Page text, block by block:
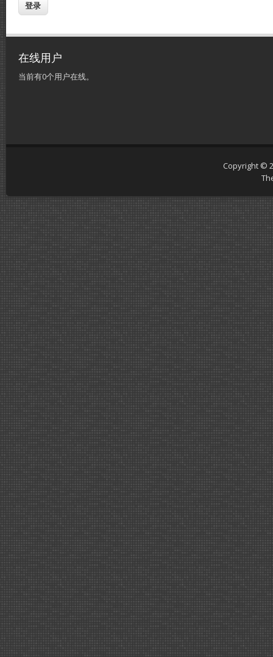
在线用户
当前有0个用户在线。
Copyright ©